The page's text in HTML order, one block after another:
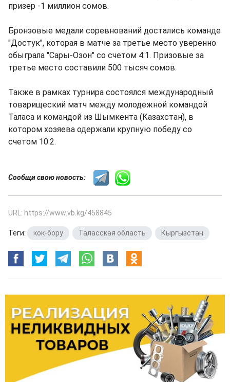
призер -1 миллион сомов.
Бронзовые медали соревнований достались команде
"Достук", которая в матче за третье место уверенно
обыграла "Сары-Озон" со счетом 4:1. Призовые за
третье место составили 500 тысяч сомов.
Также в рамках турнира состоялся международный
товарищеский матч между молодежной командой
Таласа и командой из Шымкента (Казахстан), в
котором хозяева одержали крупную победу со
счетом 10:2.
Сообщи свою новость:
URL: https://www.vb.kg/458845
Теги: кок-бору Таласская область Кыргызстан